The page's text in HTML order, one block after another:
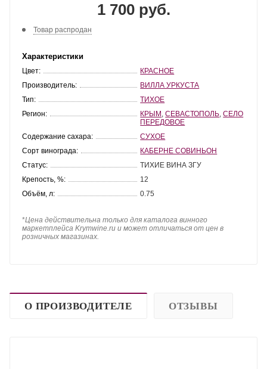
1 700 руб.
Товар распродан
Характеристики
Цвет:
КРАСНОЕ
Производитель:
ВИЛЛА УРКУСТА
Тип:
ТИХОЕ
Регион:
КРЫМ ,СЕВАСТОПОЛЬ ,СЕЛО
ПЕРЕДОВОЕ
Содержание сахара:
СУХОЕ
Сорт винограда:
КАБЕРНЕ СОВИНЬОН
Статус:
ТИХИЕ ВИНА ЗГУ
Крепость, %:
12
Объём, л:
0.75
*Цена действительна только для каталога винного
маркетплейса Krymwine.ru и может отличаться от цен в
розничных магазинах.
О ПРОИЗВОДИТЕЛЕ ОТЗЫВЫ